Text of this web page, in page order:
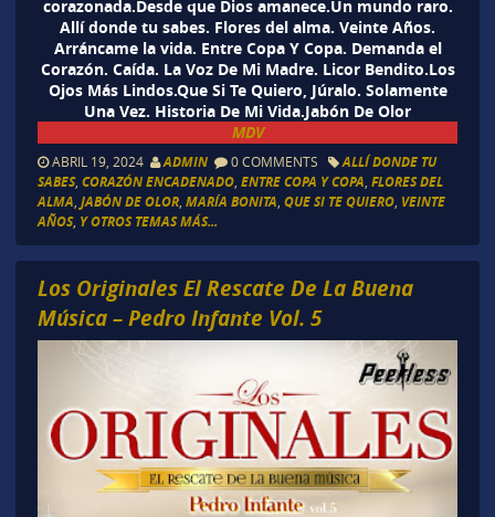
corazonada.Desde que Dios amanece.Un mundo raro.
Allí donde tu sabes. Flores del alma. Veinte Años.
Arráncame la vida. Entre Copa Y Copa. Demanda el
Corazón. Caída. La Voz De Mi Madre. Licor Bendito.Los
Ojos Más Lindos.Que Si Te Quiero, Júralo. Solamente
Una Vez. Historia De Mi Vida.Jabón De Olor
MDV
ABRIL 19, 2024 ADMIN 0 COMMENTS
ALLÍ DONDE TU
SABES, CORAZÓN ENCADENADO, ENTRE COPA Y COPA FLORES DEL
ALMA JABÓN DE OLOR, MARÍA BONITA QUE SI TE QUIERO, VEINTE
AÑOS, Y OTROS TEMAS MÁS...
Los Originales El Rescate De La Buena
Música – Pedro Infante Vol. 5